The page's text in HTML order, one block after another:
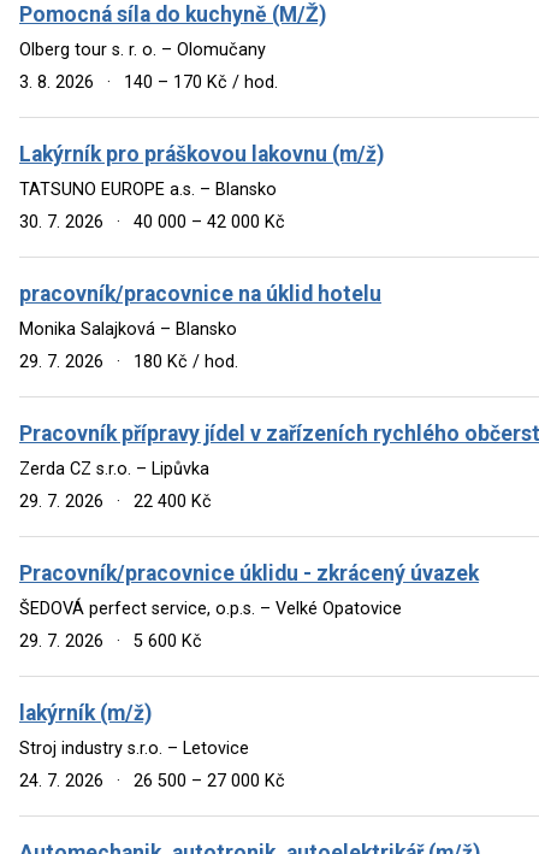
Pomocná síla do kuchyně (M/Ž)
Olberg tour s. r. o. – Olomučany
3. 8. 2026
· 140 – 170 Kč / hod.
Lakýrník pro práškovou lakovnu (m/ž)
TATSUNO EUROPE a.s. – Blansko
30. 7. 2026
· 40 000 – 42 000 Kč
pracovník/pracovnice na úklid hotelu
Monika Salajková – Blansko
29. 7. 2026
· 180 Kč / hod.
Pracovník přípravy jídel v zařízeních rychlého
Zerda CZ s.r.o. – Lipůvka
29. 7. 2026
· 22 400 Kč
Pracovník/pracovnice úklidu - zkrácený úvazek
ŠEDOVÁ perfect service, o.p.s. – Velké Opatovice
29. 7. 2026
· 5 600 Kč
lakýrník (m/ž)
Stroj industry s.r.o. – Letovice
24. 7. 2026
· 26 500 – 27 000 Kč